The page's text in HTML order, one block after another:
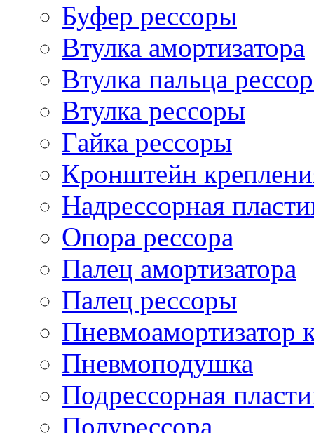
Буфер рессоры
Втулка амортизатора
Втулка пальца
Втулка рессоры
Гайка рессоры
Кронштейн
Надрессорная
Опора рессора
Палец амортизатора
Палец рессоры
Пневмоамортизатор
Пневмоподушка
Подрессорная
Полурессора